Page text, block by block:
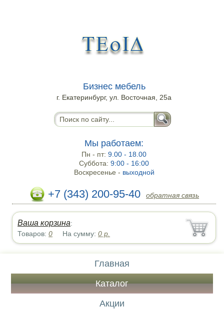
Бизнес мебель
г. Екатеринбург, ул. Восточная, 25а
Мы работаем:
Пн - пт:9.00 - 18.00
Суббота:9:00 - 16:00
Воскресенье - выходной
+7 (343) 200-95-40 обратная связь
Ваша корзина:
Товаров:0 На сумму:0 р.
Главная
Каталог
Акции